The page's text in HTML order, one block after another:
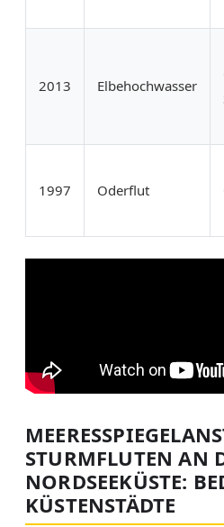
2013 Elbehochwasser
1997 Oderflut
STURMFLUTEN AN
NORDSEEKÜSTE:
KÜSTENSTÄDTE